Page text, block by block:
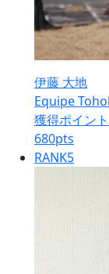
伊藤 大地
Equipe
獲得ポイント
680pts
RANK5